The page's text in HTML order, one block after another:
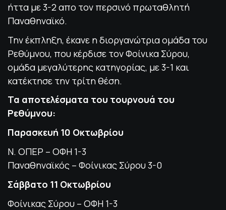
ήττα με 3-2 απο τον περσινό πρωταθλητή
Παναθηναϊκό.
Την έκπληξη, έκανε η διοργανώτρια ομάδα του
Ρεθύμνου, που κέρδισε τον Φοίνικα Σύρου,
ομάδα μεγαλύτερης κατηγορίας, με 3-1 και
κατέκτησε την τρίτη θέση.
Τα αποτελέσματα του τουρνουά του
Ρεθύμνου:
Παρασκευή 10 Οκτωβρίου
Ν. ΟΠΕΡ – ΟΦΗ 1-3
Παναθηναϊκός – Φοίνικας Σύρου 3-0
Σάββατο 11 Οκτωβρίου
Φοίνικας Σύρου – ΟΦΗ 1-3